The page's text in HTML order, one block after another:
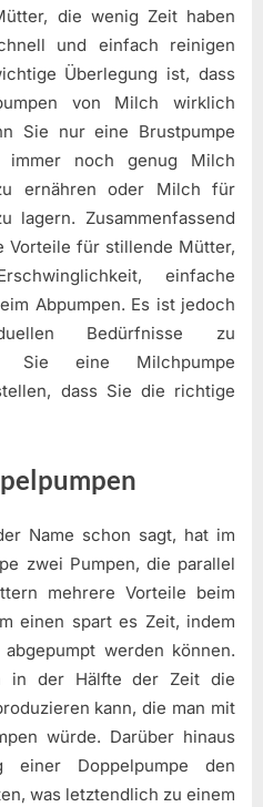
die wenig Zeit haben
und einfach reinigen
Überlegung ist, dass
von Milch wirklich
Sie nur eine Brustpumpe
immer noch genug Milch
ernähren oder Milch für
lagern. Zusammenfassend
Vorteile für stillende Mütter,
einfache
Abpumpen. Es ist jedoch
Bedürfnisse zu
Sie eine Milchpumpe
dass Sie die richtige
Name schon sagt, hat im
zwei Pumpen, die parallel
mehrere Vorteile beim
einen spart es Zeit, indem
werden können.
in der Hälfte der Zeit die
kann, die man mit
würde. Darüber hinaus
einer Doppelpumpe den
was letztendlich zu einem